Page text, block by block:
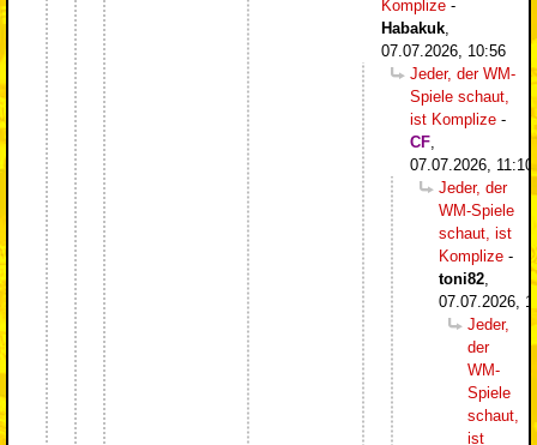
Komplize -
Habakuk
07.07.2026, 10:56
Jeder, der WM-
Spiele schaut,
ist Komplize -
CF
07.07.2026, 11:10
Jeder, der
WM-Spiele
schaut, ist
Komplize -
toni82
07.07.2026,
Jeder,
der
WM-
Spiele
schaut,
ist